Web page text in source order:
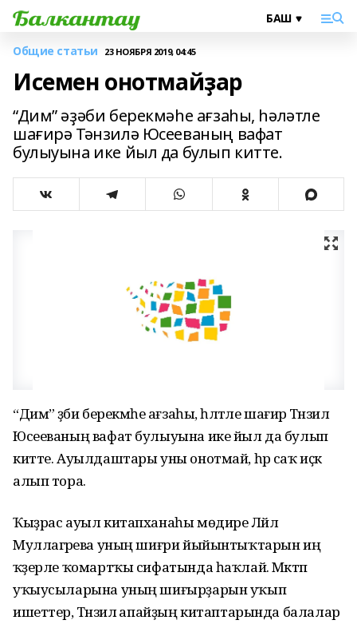
Общие статьи 23 НОЯБРЯ 2019, 04:45
Исемен онотмайҙар
“Дим” әҙәби берекмәһе ағзаһы, һәләтле
шағирә Тәнзилә Юсееваның вафат
булыуына ике йыл да булып китте.
“Дим” әҙәби берекмәһе ағзаһы, һәләтле шағирә Тәнзилә
Юсееваның вафат булыуына ике йыл да булып
китте. Ауылдаштары уны онотмай, һәр саҡ иҫкә
алып тора.
Ҡыҙрас ауыл китапханаһы мөдире Ләйлә
Муллагәрәева уның шиғри йыйынтыҡтарын иң
ҡәҙерле ҡомартҡы сифатында һаҡлай. Мәктәп
уҡыусыларына уның шиғырҙарын уҡып
ишеттерә, Тәнзилә апайҙың китаптарында балалар